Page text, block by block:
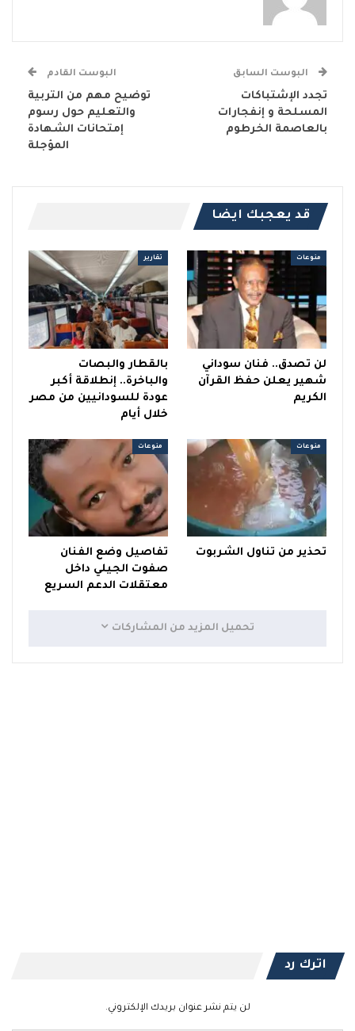
البوست السابق
تجدد الإشتباكات
المسلحة و إنفجارات
بالعاصمة الخرطوم
البوست القادم
توضيح مهم من التربية
والتعليم حول رسوم
إمتحانات الشهادة
المؤجلة
قد يعجبك ايضا
منوعات
لن تصدق.. فنان سوداني
شهير يعلن حفظ القرآن
الكريم
تقارير
بالقطار والبصات
والباخرة.. إنطلاقة أكبر
عودة للسودانيين من مصر
خلال أيام
منوعات
تحذير من تناول الشربوت
منوعات
تفاصيل وضع الفنان
صفوت الجيلي داخل
معتقلات الدعم السريع
تحميل المزيد من المشاركات
اترك رد
لن يتم نشر عنوان بريدك الإلكتروني.